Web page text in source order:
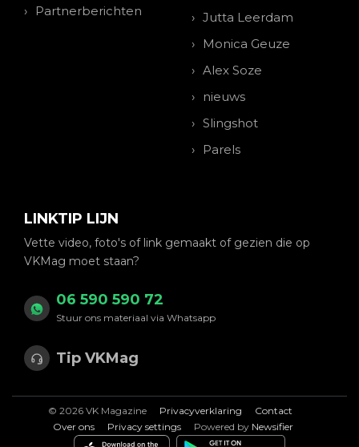
Partnerberichten
Jutta Leerdam
Monica Geuze
Alex Soze
nieuws
Slingshot
Parels
LINKTIP LIJN
Vette video, foto's of link gemaakt of gezien die op
VKMag moet staan?
06 590 590 72
Stuur ons materiaal via Whatsapp
Tip VKMag
© 2026 VK Magazine Privacyverklaring
Contact
Over ons
Privacy settings Powered by Newsifier